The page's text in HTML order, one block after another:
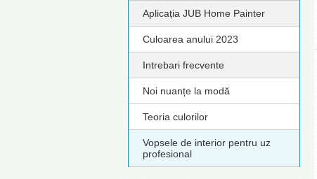
Aplicația JUB Home Painter
Culoarea anului 2023
Intrebari frecvente
Noi nuanțe la modă
Teoria culorilor
Vopsele de interior pentru uz
profesional